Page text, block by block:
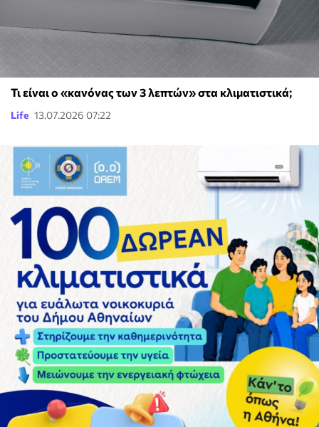
Τι είναι ο «κανόνας των 3 λεπτών» στα κλιματιστικά;
Life 13.07.2026 07:22